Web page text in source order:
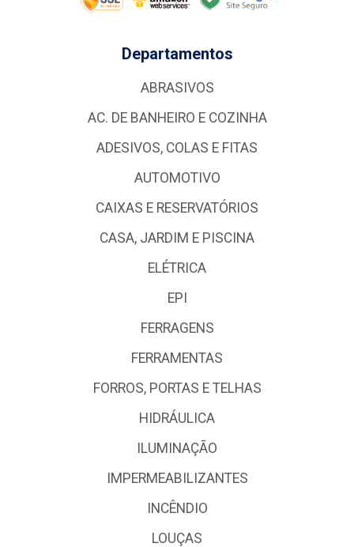
Departamentos
ABRASIVOS
AC. DE BANHEIRO E COZINHA
ADESIVOS, COLAS E FITAS
AUTOMOTIVO
CAIXAS E RESERVATÓRIOS
CASA, JARDIM E PISCINA
ELÉTRICA
EPI
FERRAGENS
FERRAMENTAS
FORROS, PORTAS E TELHAS
HIDRÁULICA
ILUMINAÇÃO
IMPERMEABILIZANTES
INCÊNDIO
LOUÇAS